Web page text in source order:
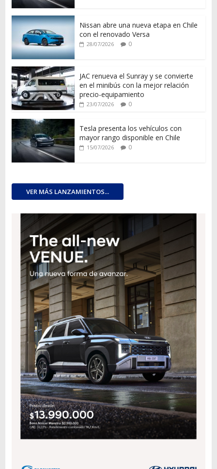
Nissan abre una nueva etapa en Chile
con el renovado Versa
28/07/2026 0
JAC renueva el Sunray y se convierte
en el minibús con la mejor relación
precio-equipamiento
23/07/2026 0
Tesla presenta los vehículos con
mayor rango disponible en Chile
15/07/2026 0
VER MÁS LANZAMIENTOS...